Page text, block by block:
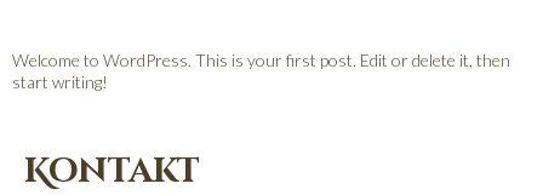
Welcome to WordPress. This is your first post. Edit or delete it, then
start writing!
Kontakt